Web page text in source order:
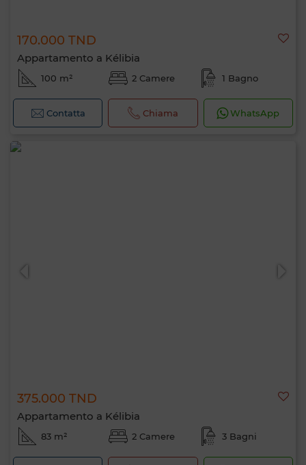
170.000 TND
Appartamento a Kélibia
100 m² 2 Camere 1 Bagno
Contatta Chiama WhatsApp
375.000 TND
Appartamento a Kélibia
83 m² 2 Camere 3 Bagni